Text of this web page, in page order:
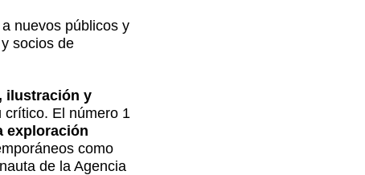
nuevos públicos y
socios de
ilustración y
El número 1
exploración
como
de la Agencia